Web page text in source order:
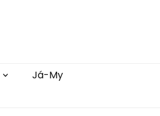
Já-My